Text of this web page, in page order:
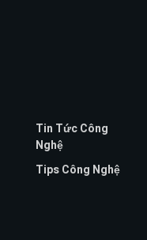
Tin Tức Công
Nghệ
Tips Công Nghệ